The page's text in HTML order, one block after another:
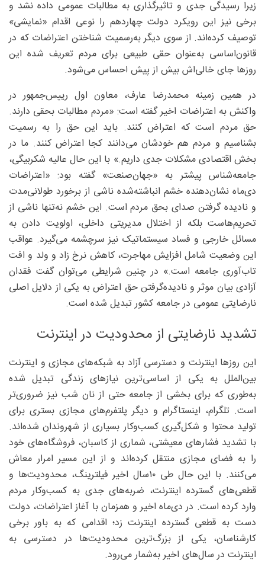
زیرا رسیدگی جدی و تاثیرگذاری به مطالبات عمومی داده نشد و
برخی نیز این رویکرد دولت چهاردهم را نوعی اقدام «نمایشی»
توصیف کرده‌اند. از سوی دیگر به‌رسمیت شناختن اعتراضات که در
قانون‌اساسی به‌عنوان حقی طبیعی برای مردم تعریف شده این
روزها جای خالی‌اش بیش از پیش احساس می‌شود.
در همین زمینه محمدرضا عارف، معاون اول رییس‌جمهور در
واکنش به اعتراضات اخیر گفته است: «مردم مطالبات بحقی دارند.
حق مردم است که اعتراض کنند. باید این حق را به رسمیت
بشناسیم و مردم هم خودشان می‌دانند کجا اعتراض کنند. ما در
بخش اقتصادی مشکلات جدی داریم.» با این حال عالیه شکربیگی،
جامعه‌شناس پیشتر به «جهان‌صنعت» گفته بود: «اعتراضات
دی‌ماه نشان‌دهنده خشم انباشته‌شده ناشی از برخورد طولانی‌مدت
و نادیده گرفتن صدای بحق مردم است. این خشم نه‌تنها ناشی از
تحریم‌هاست بلکه از اختلال مدیریتی داخلی، اولویت دادن به
مسائل خارجی و فساد سیستماتیک نیز سرچشمه می‌گیرد. عواقب
این وضعیت شامل افزایش مهاجرت، کاهش نرخ زاد و ولد و افت
تاب‌آوری جامعه است.» در چنین شرایطی می‌توان گفت فقدان
آزادی بیان موثر و نادیده‌گرفتن حق اعتراض به یکی از دلایل اصلی
نارضایتی عمومی در جامعه کشور تبدیل شده است.
تشدید نارضایتی از محدودیت در اینترنت
این روزها اینترنت و دسترسی آزاد به شبکه‌های مجازی و اینترنت
بین‌الملل به یکی از اساسی‌ترین نیازهای زندگی تبدیل شده
به‌طوری که برای بخشی از جامعه حتی از نان شب نیز ضروری‌تر
است. تلگرام، اینستاگرام و دیگر پلتفرم‌های مجازی بستری برای
تولید محتوا و شکل‌گیری کسب‌وکار بسیاری از شهروندان شده‌اند.
با تشدید فشارهای معیشتی، شماری از کاسبان، فروشگاه‌های خود
را به فضای مجازی منتقل کرده‌اند و از این مسیر امرار معاش
می‌کنند. با این حال طی ۱۰سال اخیر فیلترینگ، محدودیت‌ها و
قطعی‌های گسترده اینترنت، ضربه‌های جدی به کسب‌وکار مردم
وارد کرده است. در دی‌ماه اخیر و همزمان با آغاز اعتراضات، دولت
دست به قطعی گسترده اینترنت زد؛ اقدامی که به باور برخی
کارشناسان، یکی از بزرگ‌ترین محدودیت‌ها در دسترسی به
اینترنت در سال‌های اخیر به‌شمار می‌رود.